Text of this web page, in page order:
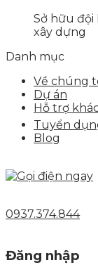
Sở hữu
xây dựng
Danh mục
Về chúng
Dự án
Hỗ trợ
Tuyển
Blog
0937.374.844
Đăng nhập